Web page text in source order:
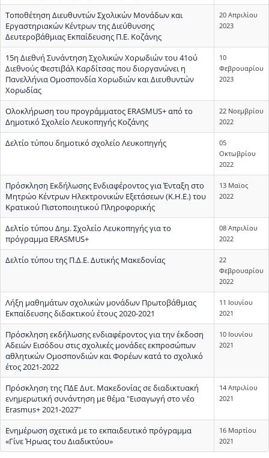
Τοποθέτηση Διευθυντών Σχολικών Μονάδων και
Εργαστηριακών Κέντρων της Διεύθυνσης
Δευτεροβάθμιας Εκπαίδευσης Π.Ε. Κοζάνης
20 Απριλίου
2023
15η Διεθνή Συνάντηση Σχολικών Χορωδιών του 41ού
Διεθνούς Φεστιβάλ Καρδίτσας που διοργανώνει η
Πανελλήνια Ομοσπονδία Χορωδιών και Διευθυντών
Χορωδίας
10
Φεβρουαρίου
2023
Ολοκλήρωση του προγράμματος ERASMUS+ από το
Δημοτικό Σχολείο Λευκοπηγής Κοζάνης
22 Νοεμβρίου
2022
Δελτίο τύπου δημοτικό σχολείο Λευκοπηγής
05
Οκτωβρίου
2022
Πρόσκληση Εκδήλωσης Ενδιαφέροντος για Ένταξη στο
Μητρώο Κέντρων Ηλεκτρονικών Εξετάσεων (Κ.Η.Ε.) του
Κρατικού Πιστοποιητικού Πληροφορικής
13 Μαϊος
2022
Δελτίο τύπου Δημ. Σχολείο Λευκοπηγής για το
πρόγραμμα ERASMUS+
08 Απριλίου
2022
Δελτίο τύπου της Π.Δ.Ε. Δυτικής Μακεδονίας
22
Φεβρουαρίου
2022
Λήξη μαθημάτων σχολικών μονάδων Πρωτοβάθμιας
Εκπαίδευσης διδακτικού έτους 2020-2021
11 Ιουνίου
2021
Πρόσκληση εκδήλωσης ενδιαφέροντος για την έκδοση
Αδειών Εισόδου στις σχολικές μονάδες εκπροσώπων
αθλητικών Ομοσπονδιών και Φορέων κατά το σχολικό
έτος 2021-2022
10 Ιουνίου
2021
Πρόσκληση της ΠΔΕ Δυτ. Μακεδονίας σε διαδικτυακή
ενημερωτική συνάντηση με θέμα "Εισαγωγή στο νέο
Erasmus+ 2021-2027"
14 Απριλίου
2021
Ενημέρωση σχετικά με το εκπαιδευτικό πρόγραμμα
«Γίνε Ήρωας του Διαδικτύου»
16 Μαρτίου
2021